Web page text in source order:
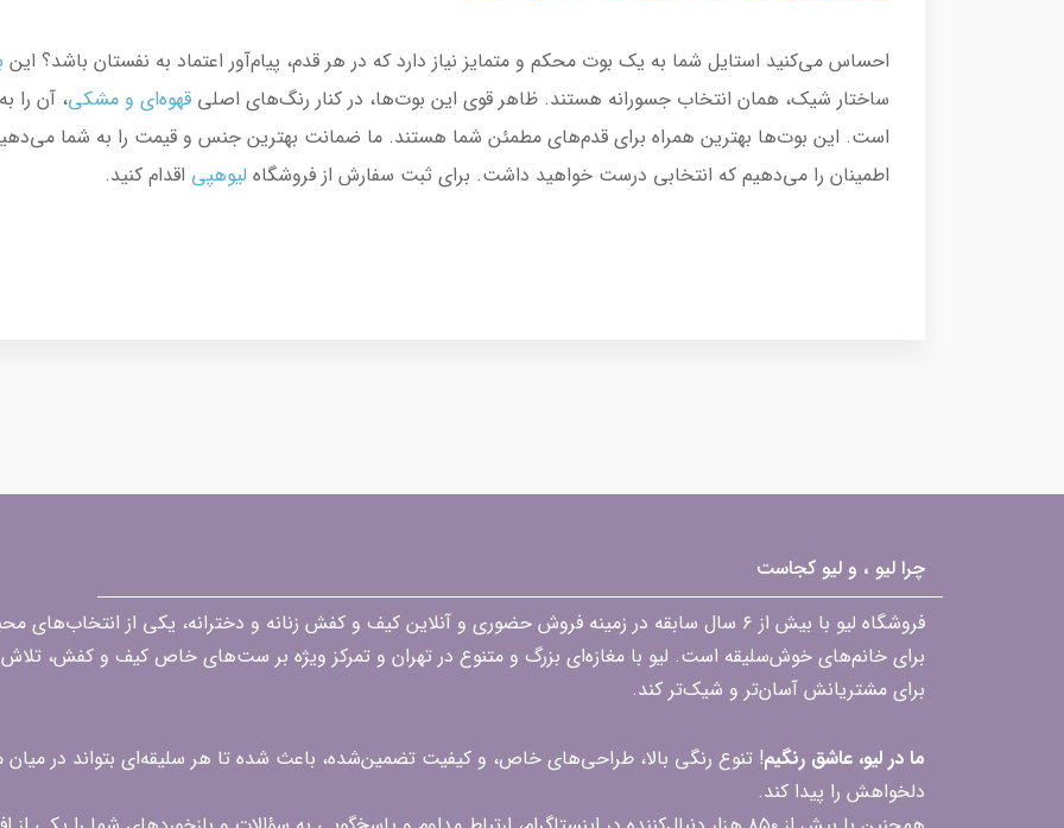
احساس می‌کنید استایل شما به یک بوت محکم و متمایز نیاز دارد که در هر قدم، پیام‌آور اعتماد به نفستان باشد؟ این
ساختار شیک، همان انتخاب جسورانه هستند. ظاهر قوی این بوت‌ها، در کنار رنگ‌های اصلی قهوه‌ای و مشکی، آن را
اطمینان را می‌دهیم که انتخابی درست خواهید داشت. برای ثبت سفارش از فروشگاه لیوهپی اقدام کنید.
چرا لیو ، و لیو کجاست
فروشگاه لیو با بیش از ۶ سال سابقه در زمینه فروش حضوری و آنلاین کیف و کفش زنانه و دخترانه، یکی از
برای خانم‌های خوش‌سلیقه است. لیو با مغازه‌ای بزرگ و متنوع در تهران و تمرکز ویژه بر ست‌های خاص کیف و کفش، تلاش
برای مشتریانش آسان‌تر و شیک‌تر کند.
ما در لیو، عاشق رنگیم! تنوع رنگی بالا، طراحی‌های خاص، و کیفیت تضمین‌شده، باعث شده تا هر سلیقه‌ای بتواند در
دلخواهش را پیدا کند.